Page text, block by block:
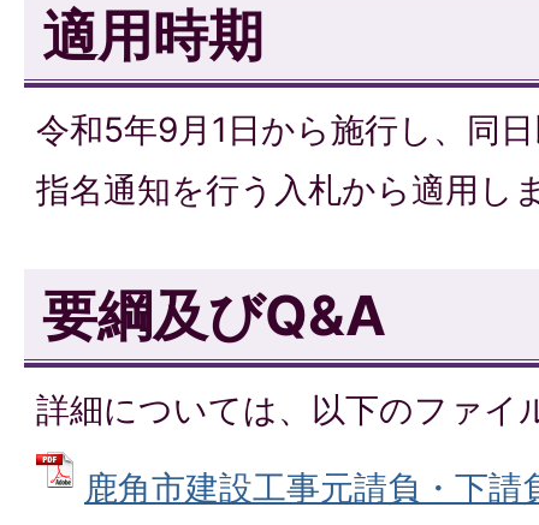
適用時期
令和5年9月1日から施行し、同
指名通知を行う入札から適用し
要綱及びQ&A
詳細については、以下のファイ
鹿角市建設工事元請負・下請